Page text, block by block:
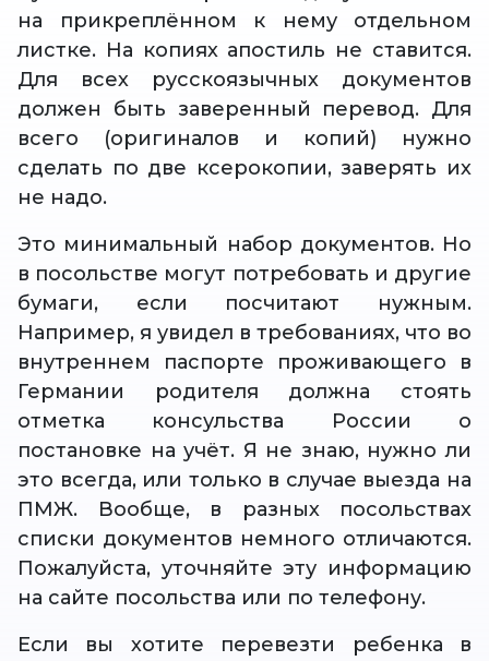
на прикреплённом к нему отдельном
листке. На копиях апостиль не ставится.
Для всех русскоязычных документов
должен быть заверенный перевод. Для
всего (оригиналов и копий) нужно
сделать по две ксерокопии, заверять их
не надо.
Это минимальный набор документов. Но
в посольстве могут потребовать и другие
бумаги, если посчитают нужным.
Например, я увидел в требованиях, что во
внутреннем паспорте проживающего в
Германии родителя должна стоять
отметка консульства России о
постановке на учёт. Я не знаю, нужно ли
это всегда, или только в случае выезда на
ПМЖ. Вообще, в разных посольствах
списки документов немного отличаются.
Пожалуйста, уточняйте эту информацию
на сайте посольства или по телефону.
Если вы хотите перевезти ребенка в